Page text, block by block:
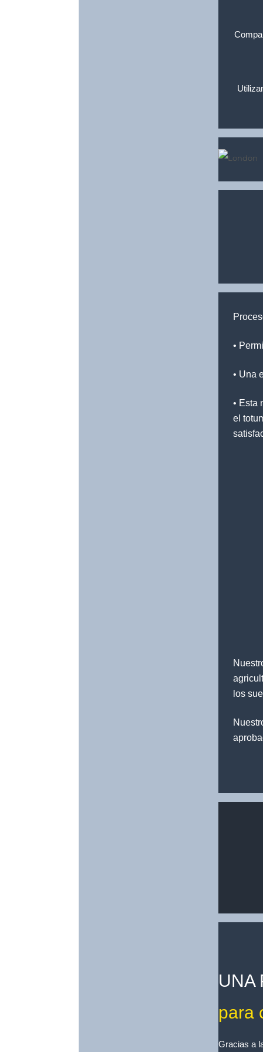
•
• Una
• Esta
el
los
UNA
para
Gracias a